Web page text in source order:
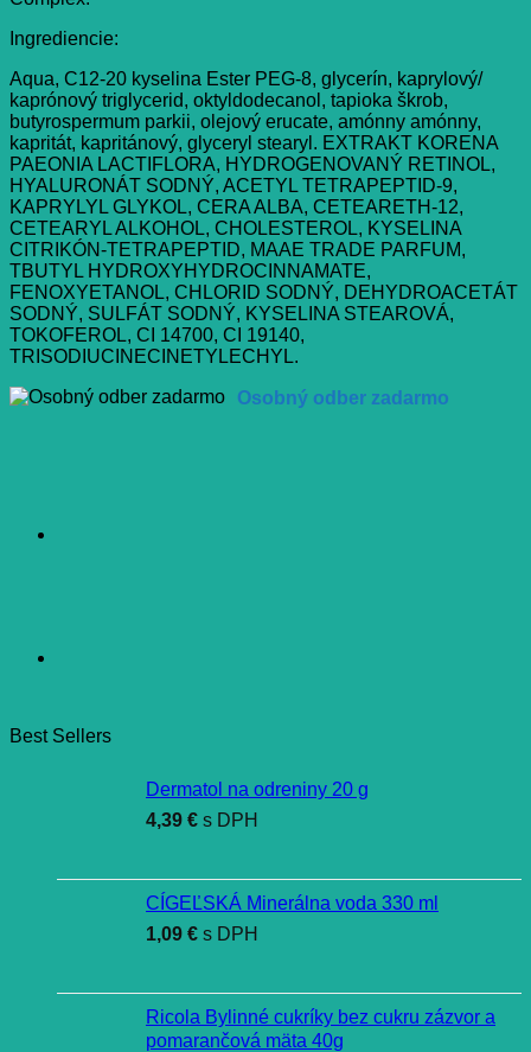
Ingrediencie:
Aqua, C12-20 kyselina Ester PEG-8, glycerín, kaprylový/
kaprónový triglycerid, oktyldodecanol, tapioka škrob,
butyrospermum parkii, olejový erucate, amónny amónny,
kapritát, kapritánový, glyceryl stearyl. EXTRAKT KORENA
PAEONIA LACTIFLORA, HYDROGENOVANÝ RETINOL,
HYALURONÁT SODNÝ, ACETYL TETRAPEPTID-9,
KAPRYLYL GLYKOL, CERA ALBA, CETEARETH-12,
CETEARYL ALKOHOL, CHOLESTEROL, KYSELINA
CITRIKÓN-TETRAPEPTID, MAAE TRADE PARFUM,
TBUTYL HYDROXYHYDROCINNAMATE,
FENOXYETANOL, CHLORID SODNÝ, DEHYDROACETÁT
SODNÝ, SULFÁT SODNÝ, KYSELINA STEAROVÁ,
TOKOFEROL, CI 14700, CI 19140,
TRISODIUCINECINETYLECHYL.
Osobný odber zadarmo
Best Sellers
Dermatol na odreniny 20 g
4,39 € s DPH
CÍGEĽSKÁ Minerálna voda 330 ml
1,09 € s DPH
Ricola Bylinné cukríky bez cukru zázvor a
pomarančová mäta 40g